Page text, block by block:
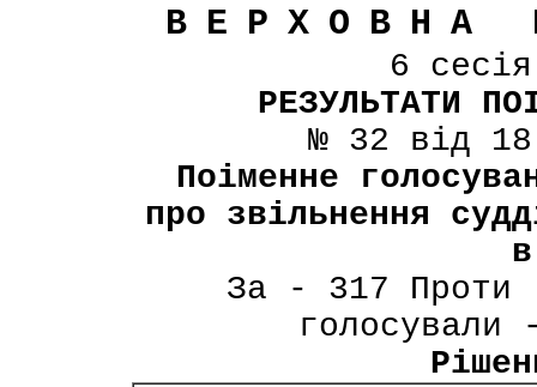
ВЕРХОВНА
6
РЕЗУЛЬТАТИ
№ 32 від
Поіменне
про звільнення
За - 317 Проти